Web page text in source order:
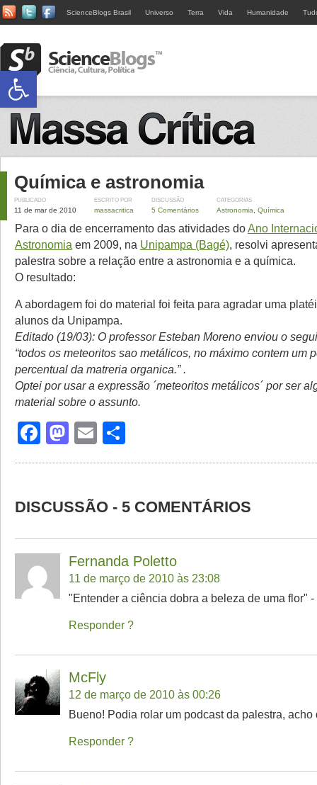
ScienceBlogs Brasil Universo Terra Vida Humanidade
Química e astronomia
PUBLICADO
11 de mar de 2010
ESCRITO POR
massacritica
DISCUSSÃO
5 Comentários
CATEGORIAS
Astronomia Química
Para o dia de encerramento das atividades doAno
Astronomia em 2009, na Unipampa (Bagé), resolvi
palestra sobre a relação entre a astronomia e a química.
O resultado:
A abordagem foi do material foi feita para agradar uma
alunos da Unipampa.
Editado (19/03): O professor Esteban Moreno enviou o
“todos os meteoritos sao metálicos, no máximo contem um
percentual da matreria organica.” .
Optei por usar a expressão ´meteoritos metálicos´ por ser
material sobre o assunto.
Facebook
Mastodon
Email
DISCUSSÃO - 5 COMENTÁRIOS
Fernanda Poletto
11 de março de 2010 às 23:08
"Entender a ciência dobra a beleza de uma flor" -
Responder
McFly
12 de março de 2010 às 00:26
Bueno! Podia rolar um podcast da palestra, acho
Responder
Abrir a barra de ferramentas